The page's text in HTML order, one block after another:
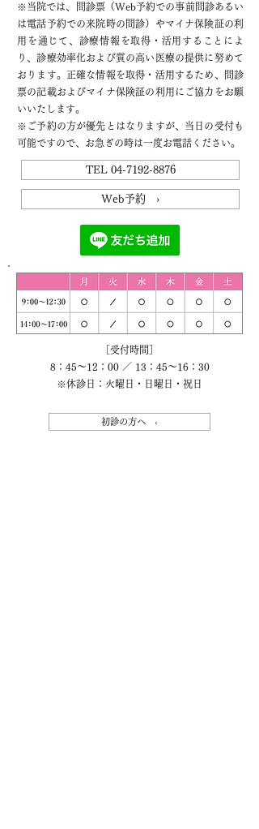
※当院では、問診票（Web予約での事前問診あるい
は電話予約での来院時の問診）やマイナ保険証の利
用を通じて、診療情報を取得・活用することによ
り、診療効率化および質の高い医療の提供に努めて
おります。正確な情報を取得・活用するため、問診
票の記載およびマイナ保険証の利用にご協力をお願
いいたします。
※ご予約の方が優先とはなりますが、当日の受付も
可能ですので、お急ぎの時は一度お電話ください。
TEL 04-7192-8876
Web予約 ›
［受付時間］
8：45～12：00 ／ 13：45～16：30
※休診日：火曜日・日曜日・祝日
初診の方へ ›